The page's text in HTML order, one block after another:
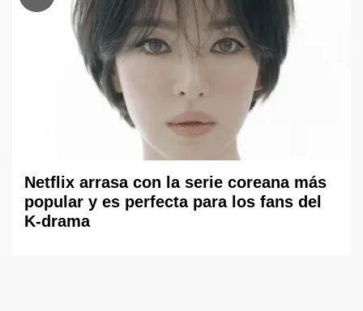
Netflix arrasa con la serie coreana más
popular y es perfecta para los fans del
K-drama